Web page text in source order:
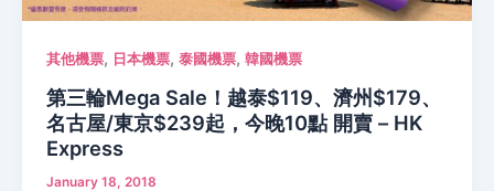
其他機票, 日本機票, 泰國機票, 韓國機票
第三輪Mega Sale！越泰$119、濟州$179、
名古屋/東京$239起，今晚10點 開賣 – HK
Express
January 18, 2018